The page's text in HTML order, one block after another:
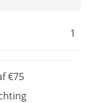
1
€75